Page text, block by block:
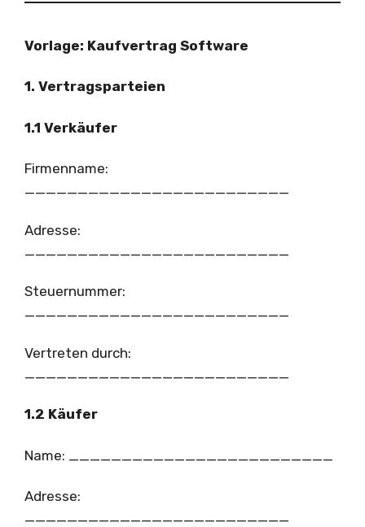
Vorlage: Kaufvertrag Software
1. Vertragsparteien
1.1 Verkäufer
Firmenname:
_________________________
Adresse:
Steuernummer:
_________________________
Vertreten durch:
1.2 Käufer
Name: _________________________
Adresse:
_________________________